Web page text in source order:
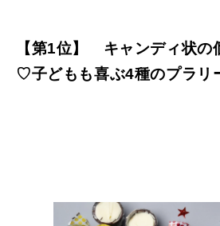
【第1位】 キャンディ状の
♡子どもも喜ぶ4種のプラリ